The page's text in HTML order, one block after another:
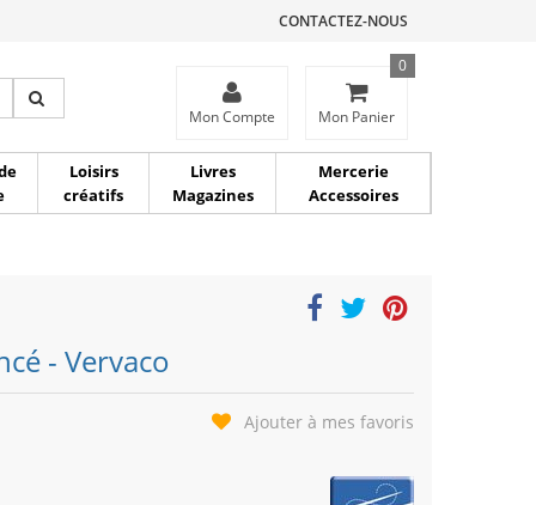
CONTACTEZ-NOUS
Mon Compte Mon Panier
0
Loisirs
créatifs
Livres
Magazines
Mercerie
Accessoires
- Vervaco
Ajouter à mes favoris